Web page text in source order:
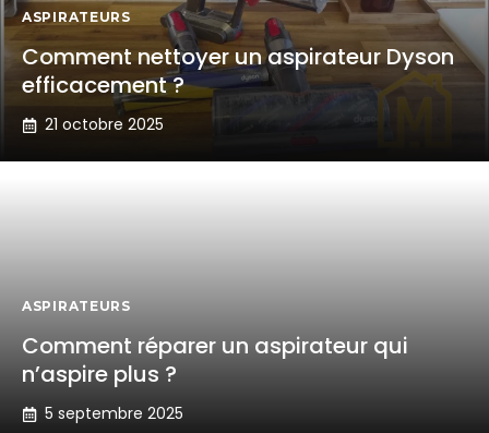
ASPIRATEURS
Comment nettoyer un aspirateur Dyson
efficacement ?
21 octobre 2025
ASPIRATEURS
Comment réparer un aspirateur qui
n’aspire plus ?
5 septembre 2025